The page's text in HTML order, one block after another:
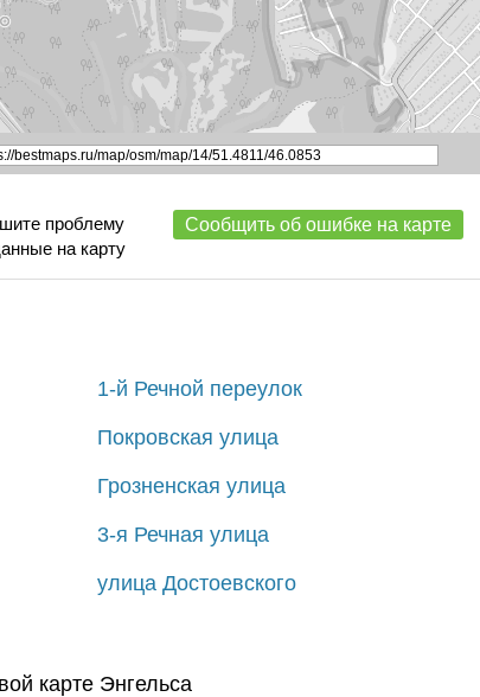
проблему
на карту
Сообщить об ошибке на карте
1-й Речной переулок
Покровская улица
Грозненская улица
3-я Речная улица
улица Достоевского
карте Энгельса